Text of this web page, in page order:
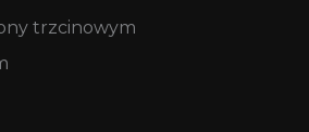
trzcinowym